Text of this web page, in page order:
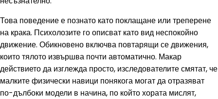
Това поведение е познато като поклащане или треперене
на крака. Психолозите го описват като вид неспокойно
движение. Обикновено включва повтарящи се движения,
които тялото извършва почти автоматично. Макар
действието да изглежда просто, изследователите смятат, че
малките физически навици понякога могат да отразяват
по-дълбоки модели в начина, по който хората мислят,